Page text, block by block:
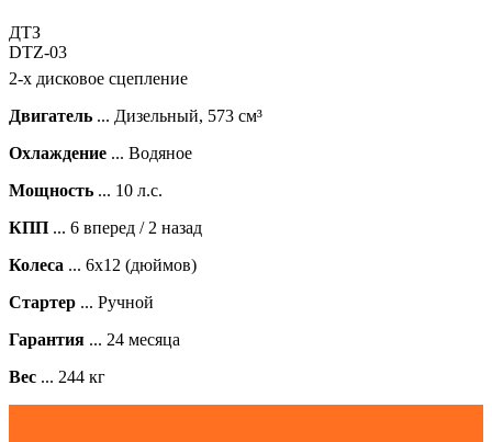
ДТЗ
DTZ-03
2-х дисковое сцепление
Двигатель ... Дизельный, 573 см³
Охлаждение ... Водяное
Мощность ... 10 л.с.
КПП ... 6 вперед / 2 назад
Колеса ... 6х12 (дюймов)
Стартер ... Ручной
Гарантия ... 24 месяца
Вес ... 244 кг